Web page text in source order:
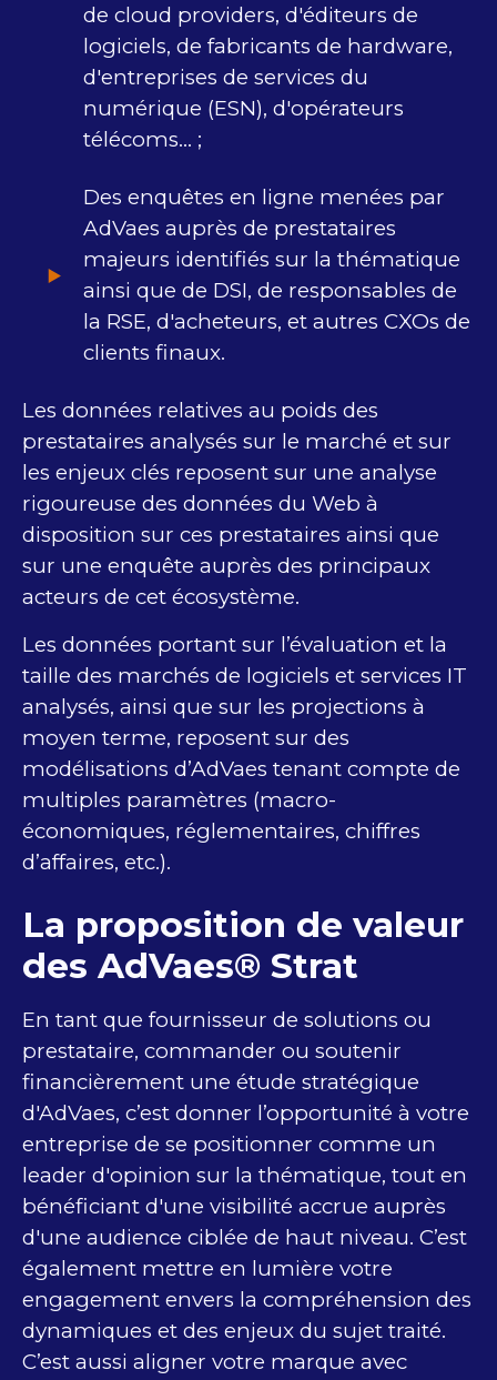
de cloud providers, d'éditeurs de
logiciels, de fabricants de hardware,
d'entreprises de services du
numérique (ESN), d'opérateurs
télécoms... ;
Des enquêtes en ligne menées par
AdVaes auprès de prestataires
majeurs identifiés sur la thématique
ainsi que de DSI, de responsables de
la RSE, d'acheteurs, et autres CXOs de
clients finaux.
Les données relatives au poids des
prestataires analysés sur le marché et sur
les enjeux clés reposent sur une analyse
rigoureuse des données du Web à
disposition sur ces prestataires ainsi que
sur une enquête auprès des principaux
acteurs de cet écosystème.
Les données portant sur l’évaluation et la
taille des marchés de logiciels et services IT
analysés, ainsi que sur les projections à
moyen terme, reposent sur des
modélisations d’AdVaes tenant compte de
multiples paramètres (macro-
économiques, réglementaires, chiffres
d’affaires, etc.).
La proposition de valeur
des AdVaes® Strat
En tant que fournisseur de solutions ou
prestataire, commander ou soutenir
financièrement une étude stratégique
d'AdVaes, c’est donner l’opportunité à votre
entreprise de se positionner comme un
leader d'opinion sur la thématique, tout en
bénéficiant d'une visibilité accrue auprès
d'une audience ciblée de haut niveau. C’est
également mettre en lumière votre
engagement envers la compréhension des
dynamiques et des enjeux du sujet traité.
C’est aussi aligner votre marque avec